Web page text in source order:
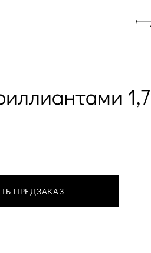
1,7
ПРЕДЗАКАЗ